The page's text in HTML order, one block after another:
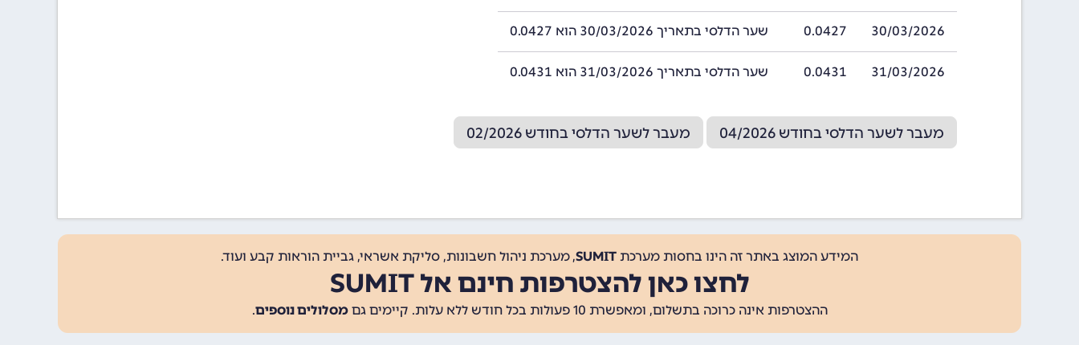
30/03/2026
0.0427 שער הדלסי בתאריך 30/03/2026 הוא 0.0427
31/03/2026
0.0431 שער הדלסי בתאריך 31/03/2026 הוא 0.0431
מעבר לשער הדלסי בחודש 04/2026 מעבר לשער הדלסי בחודש 02/2026
המידע המוצג באתר זה הינו בחסות מערכת SUMIT, מערכת ניהול חשבונות, סליקת אשראי, גביית הוראות קבע ועוד.
לחצו כאן להצטרפות חינם אל SUMIT
ההצטרפות אינה כרוכה בתשלום, ומאפשרת 10 פעולות בכל חודש ללא עלות. קיימים גם מסלולים נוספים.